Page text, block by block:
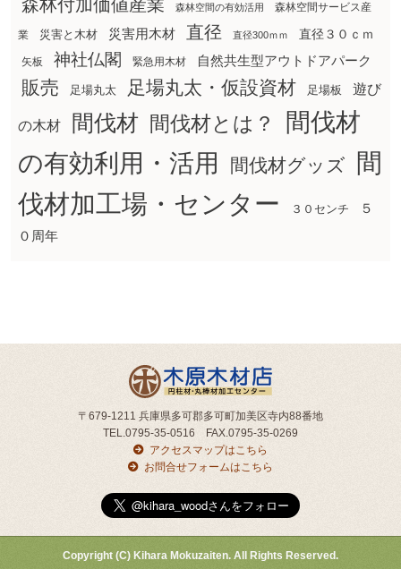
森林付加価値産業 森林空間の有効活用 森林空間サービス産
業 災害と木材 災害用木材 直径 直径300ｍｍ 直径３０ｃｍ
矢板 神社仏閣 緊急用木材 自然共生型アウトドアパーク
販売 足場丸太 足場丸太・仮設資材 足場板 遊び
の木材 間伐材 間伐材とは？
間伐材
の有効利用・活用
間伐材グッズ
間
伐材加工場・センター
３０センチ
５
０周年
〒679-1211 兵庫県多可郡多可町加美区寺内88番地
TEL.0795-35-0516 FAX.0795-35-0269
アクセスマップはこちら
お問合せフォームはこちら
Copyright (C) Kihara Mokuzaiten. All Rights Reserved.